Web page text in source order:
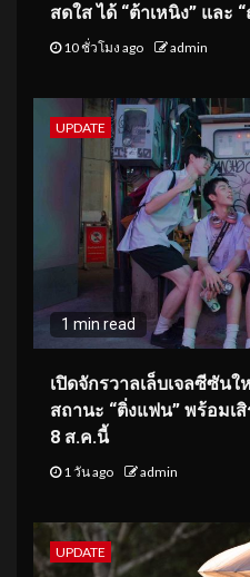
สดใส ได้ “ต้าเหนิง” และ
10 ชั่วโมง ago admin
UPDATE
1 min read
เปิดจักรวาลเล็บเจลซีซันใ
สถานะ “ติ่งแฟน” พร้อมเ
8 ส.ค.นี้
1 วัน ago admin
UPDATE